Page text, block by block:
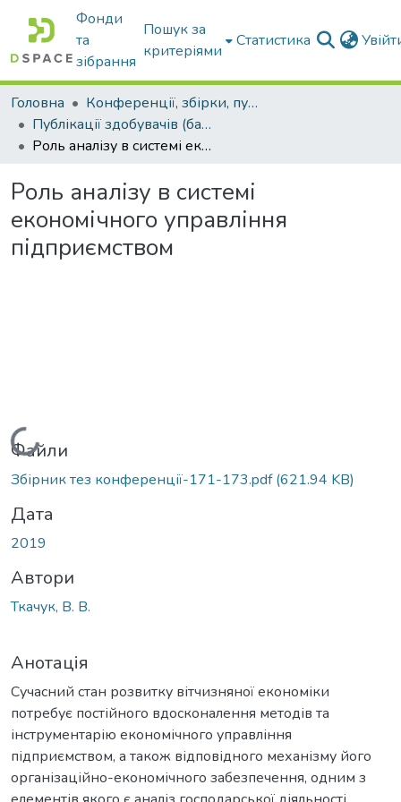
Фонди
та
зібрання
Пошук за
критеріями
Статистика
Головна
Конференції, збірки, публікації молодих вчених і здобувачів : магістрів, бакалаврів, аспірантів.
Публікації здобувачів (бакалаврів. магістрів, аспірантів)
Роль аналізу в системі економічного управління підприємством
Роль аналізу в системі
економічного управління
підприємством
Вантажиться...
Файли
Збірник тез конференції-171-173.pdf(621.94 KB)
Дата
2019
Автори
Ткачук, В. В.
Анотація
Сучасний стан розвитку вітчизняної економіки
потребує постійного вдосконалення методів та
інструментарію економічного управління
підприємством, а також відповідного механізму його
організаційно-економічного забезпечення, одним з